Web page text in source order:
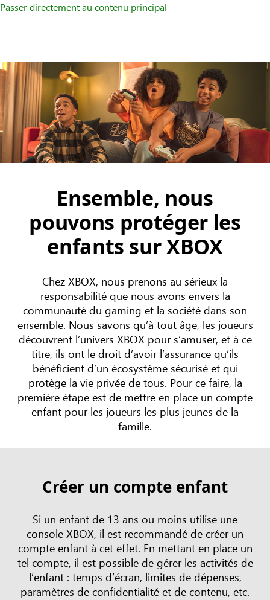
Passer directement au contenu principal
Ensemble, nous
pouvons protéger les
enfants sur XBOX
Chez XBOX, nous prenons au sérieux la
responsabilité que nous avons envers la
communauté du gaming et la société dans son
ensemble. Nous savons qu’à tout âge, les joueurs
découvrent l’univers XBOX pour s’amuser, et à ce
titre, ils ont le droit d’avoir l’assurance qu’ils
bénéficient d’un écosystème sécurisé et qui
protège la vie privée de tous. Pour ce faire, la
première étape est de mettre en place un compte
enfant pour les joueurs les plus jeunes de la
famille.
Créer un compte enfant
Si un enfant de 13 ans ou moins utilise une
console XBOX, il est recommandé de créer un
compte enfant à cet effet. En mettant en place un
tel compte, il est possible de gérer les activités de
l’enfant : temps d’écran, limites de dépenses,
paramètres de confidentialité et de contenu, etc.